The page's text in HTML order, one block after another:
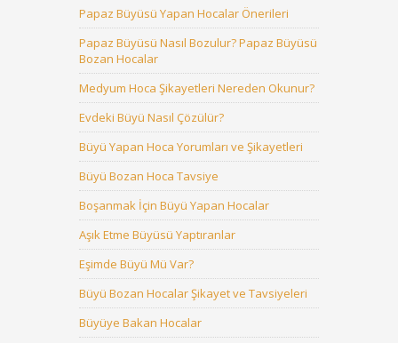
Papaz Büyüsü Yapan Hocalar Önerileri
Papaz Büyüsü Nasıl Bozulur? Papaz Büyüsü
Bozan Hocalar
Medyum Hoca Şikayetleri Nereden Okunur?
Evdeki Büyü Nasıl Çözülür?
Büyü Yapan Hoca Yorumları ve Şikayetleri
Büyü Bozan Hoca Tavsiye
Boşanmak İçin Büyü Yapan Hocalar
Aşık Etme Büyüsü Yaptıranlar
Eşimde Büyü Mü Var?
Büyü Bozan Hocalar Şikayet ve Tavsiyeleri
Büyüye Bakan Hocalar